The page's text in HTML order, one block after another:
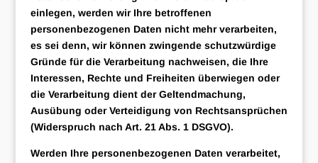
einlegen, werden wir Ihre betroffenen
personenbezogenen Daten nicht mehr verarbeiten,
es sei denn, wir können zwingende schutzwürdige
Gründe für die Verarbeitung nachweisen, die Ihre
Interessen, Rechte und Freiheiten überwiegen oder
die Verarbeitung dient der Geltendmachung,
Ausübung oder Verteidigung von Rechtsansprüchen
(Widerspruch nach Art. 21 Abs. 1 DSGVO).
Werden Ihre personenbezogenen Daten verarbeitet,